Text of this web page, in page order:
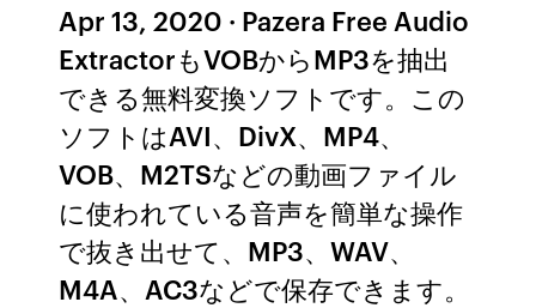
Apr 13, 2020 · Pazera Free Audio
ExtractorもVOBからMP3を抽出
できる無料変換ソフトです。この
ソフトはAVI、DivX、MP4、
VOB、M2TSなどの動画ファイル
に使われている音声を簡単な操作
で抜き出せて、MP3、WAV、
M4A、AC3などで保存できます。